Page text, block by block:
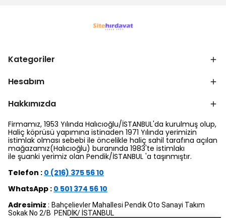
Kategoriler
Hesabım
Hakkımızda
Firmamız, 1953 Yılında Halıcıoğlu/İSTANBUL'da kurulmuş olup,
Haliç köprüsü yapımına istinaden 1971 Yılında yerimizin
istimlak olması sebebi ile öncelikle haliç sahil tarafına açılan
mağazamız(Halıcıoğlu) buranında 1983'te istimlakı
ile şuanki yerimiz olan Pendik/İSTANBUL 'a taşınmıştır.
Telefon : 0 (216) 375 56 10
WhatsApp : 0 501 374 56 10
Adresimiz : Bahçelievler Mahallesi Pendik Oto Sanayi Takım
Sokak No 2/B PENDİK/ İSTANBUL